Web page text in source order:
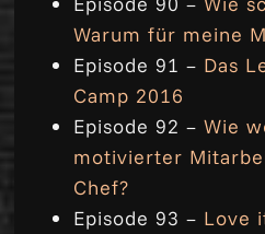
Warum für meine
Episode 91 – Das
Camp 2016
Episode 92 –Wie
motivierter
Chef?
Episode 93 – Love